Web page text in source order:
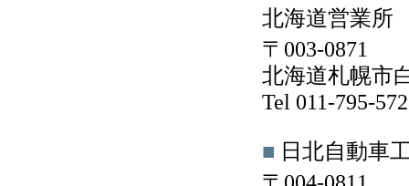
北海道営業所
〒003-0871
北海道札幌市
Tel 011-795-
■ 日北自動車